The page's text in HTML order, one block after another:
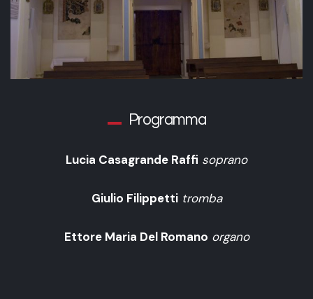
Programma
Lucia Casagrande Raffi soprano
Giulio Filippetti tromba
Ettore Maria Del Romano organo